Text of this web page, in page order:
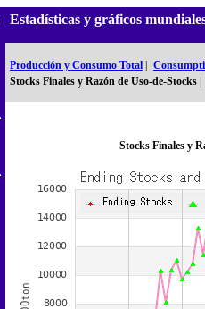
Estadísticas y gráficos
Producción y Consumo Total
Stocks Finales y Razón de Uso-de-Stocks
Stocks Finales y